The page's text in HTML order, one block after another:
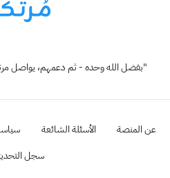
"بفضل الله وحده - ثم دعمهم، يواصل
عن المنصة الأسئلة الشائعة
سجل